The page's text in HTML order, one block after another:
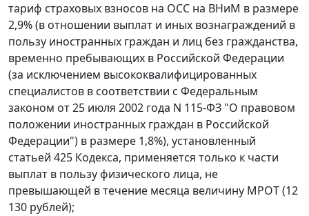
тариф страховых взносов на ОСС на ВНиМ в размере
2,9% (в отношении выплат и иных вознаграждений в
пользу иностранных граждан и лиц без гражданства,
временно пребывающих в Российской Федерации
(за исключением высококвалифицированных
специалистов в соответствии с Федеральным
законом от 25 июля 2002 года N 115-ФЗ "О правовом
положении иностранных граждан в Российской
Федерации") в размере 1,8%), установленный
статьей 425 Кодекса, применяется только к части
выплат в пользу физического лица, не
превышающей в течение месяца величину МРОТ (12
130 рублей);